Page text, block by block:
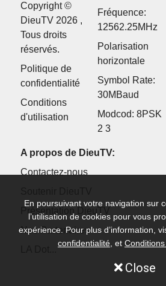
Copyright ©
DieuTV 2026 ,
Tous droits
réservés.
Politique de
confidentialité
Conditions
d'utilisation
Fréquence:
12562.25MHz
Polarisation
horizontale
Symbol Rate:
30MBaud
Modcod: 8PSK
2 3
A propos de DieuTV:
Contactez-nous
Présentation DieuTV
Nos Partenaires
En poursuivant votre navigation sur
l’utilisation de cookies pour vous
expérience. Pour plus d’information,
confidentialité , et